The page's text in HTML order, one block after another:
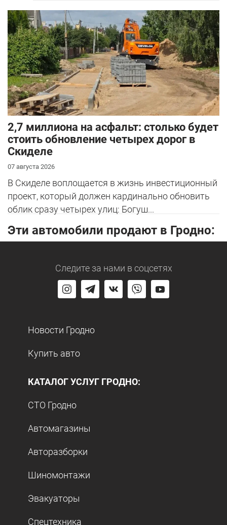
2,7 миллиона на асфальт: столько будет
стоить обновление четырех дорог в
Скиделе
07 августа 2026
В Скиделе воплощается в жизнь инвестиционный
проект, который должен кардинально обновить
облик сразу четырех улиц: Богуш...
Эти автомобили продают в Гродно:
Следите за нами в соцсетях
Новости Гродно
Купить авто
КАТАЛОГ УСЛУГ ГРОДНО:
СТО Гродно
Автомагазины
Авторазборки
Шиномонтажи
Эвакуаторы
Спецтехника